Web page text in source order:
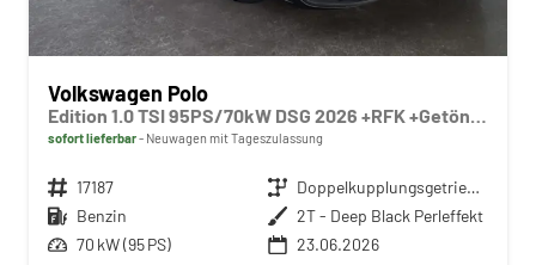
Volkswagen Polo
Edition 1.0 TSI 95PS/70kW DSG 2026 +RFK +Getönte Heckscheiben +TravelAssist +LED
sofort lieferbar Neuwagen mit Tageszulassung
Fahrzeugnr. 17187 Getriebe
Doppelkupplungsgetriebe (DSG)
Kraftstoff Benzin Außenfarbe 2T - Deep Black Perleffekt
Leistung 70 kW (95 PS) 23.06.2026